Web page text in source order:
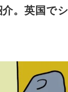
。英国で